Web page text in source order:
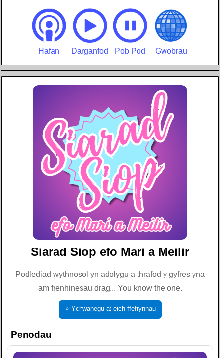
Hafan Darganfod Pob Pod Gwobrau
Siarad Siop efo Mari a Meilir
Podlediad wythnosol yn adolygu a thrafod y gyfres yna
am frenhinesau drag... You know the one.
⭐ Ychwanegu at eich ffefrynnau
Penodau